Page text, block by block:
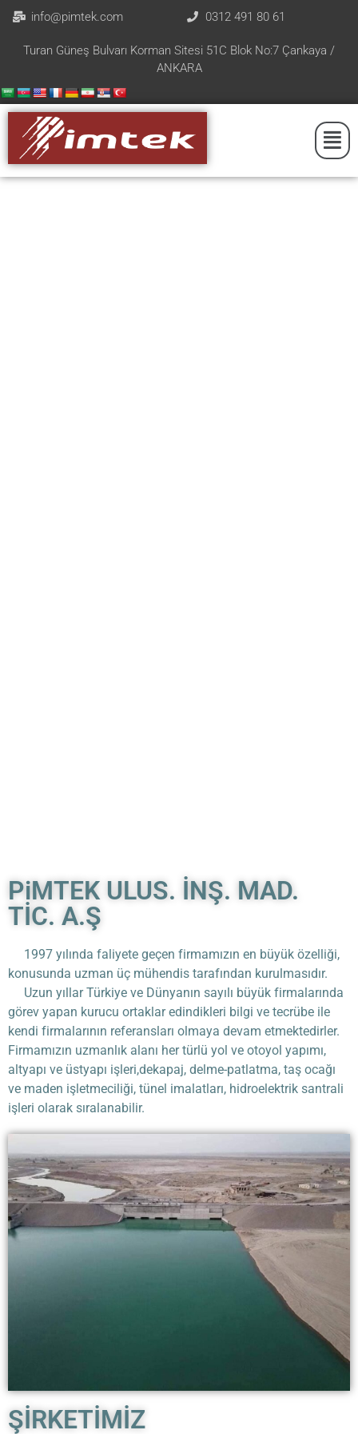
info@pimtek.com 0312 491 80 61
Turan Güneş Bulvarı Korman Sitesi 51C Blok No:7 Çankaya /
ANKARA
PiMTEK ULUS. İNŞ. MAD.
TİC. A.Ş
1997 yılında faliyete geçen firmamızın en büyük özelliği,
konusunda uzman üç mühendis tarafından kurulmasıdır.
Uzun yıllar Türkiye ve Dünyanın sayılı büyük firmalarında
görev yapan kurucu ortaklar edindikleri bilgi ve tecrübe ile
kendi firmalarının referansları olmaya devam etmektedirler.
Firmamızın uzmanlık alanı her türlü yol ve otoyol yapımı,
altyapı ve üstyapı işleri,dekapaj, delme-patlatma, taş ocağı
ve maden işletmeciliği, tünel imalatları, hidroelektrik santrali
işleri olarak sıralanabilir.
ŞİRKETİMİZ